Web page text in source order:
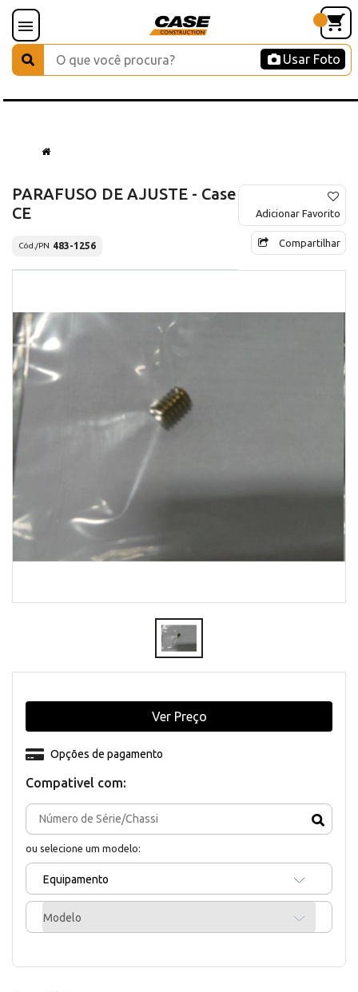
Usar Foto
PARAFUSO DE AJUSTE - Case
CE
Cód./PN 483-1256
Adicionar Favorito
Compartilhar
Compativel com:
ou selecione um modelo:
Equipamento
Modelo
Opções de pagamento
Ver Preço